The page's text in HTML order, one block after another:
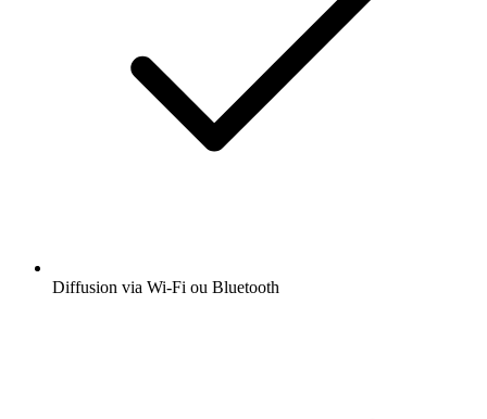
Diffusion via Wi-Fi ou Bluetooth